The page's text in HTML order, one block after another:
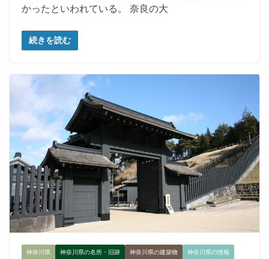
かったといわれている。 奈良の大
続きを読む
神奈川県 神奈川県の名所・旧跡 神奈川県の建築物 神奈川県の情報